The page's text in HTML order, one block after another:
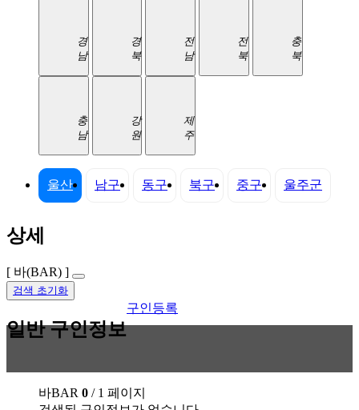
경
남
경
북
전
남
전
북
충
북
충
남
강
원
제
주
울산 남구 동구 북구 중구 울주군
상세
[ 바(BAR) ]
검색 초기화
일반 구인정보
구인등록
바BAR 0 / 1 페이지